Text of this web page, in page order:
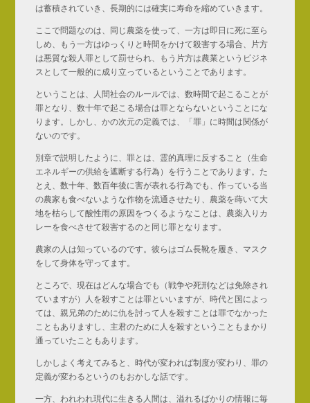
は蓄積されていき、長期的には確実に寿命を縮めていきます。
ここで問題なのは、同じ農薬を使って、一方は即日に死に至ら
しめ、もう一方はゆっくりと時間をかけて殺害する場合、片方
は悪質な殺人罪として罰せられ、もう片方は農業というビジネ
スとして一般的に成り立っているということであります。
ということは、人間社会のルールでは、数時間で起こることが
罪となり、数十年で起こる場合は罪とならないということにな
ります。しかし、かの次元の定義では、「罪」に時間は関係が
ないのです。
別章で説明したように、罪とは、霊的真理に反すること（生命
エネルギーの供給を遮断する行為）を行うことであります。た
とえ、数十年、数百年後に害が表れる行為でも、作っている当
の農家も食べないような作物を流通させたり、農薬を蒔いて大
地を枯らして酸性雨の原因をつくるようなことは、農薬入りカ
レーを食べさせて殺害するのと同じ罪となります。
農家の人は知っているのです。彼らはゴム長靴を履き、マスク
をして身体を守ってます。
ところで、現在はどんな場合でも（戦争や死刑などは免除され
ていますが）人を殺すことは罪といいますが、時代と国によっ
ては、親兄弟のために仇を討って人を殺すことは罪でなかった
こともありますし、主君のために人を殺すということもまかり
通っていたこともあります。
しかしよく考えてみると、時代が変われば制度が変わり、罪の
定義が変わるというのもおかしな話です。
一方、われわれ現代に生きる人間は、溢れるばかりの情報に毎